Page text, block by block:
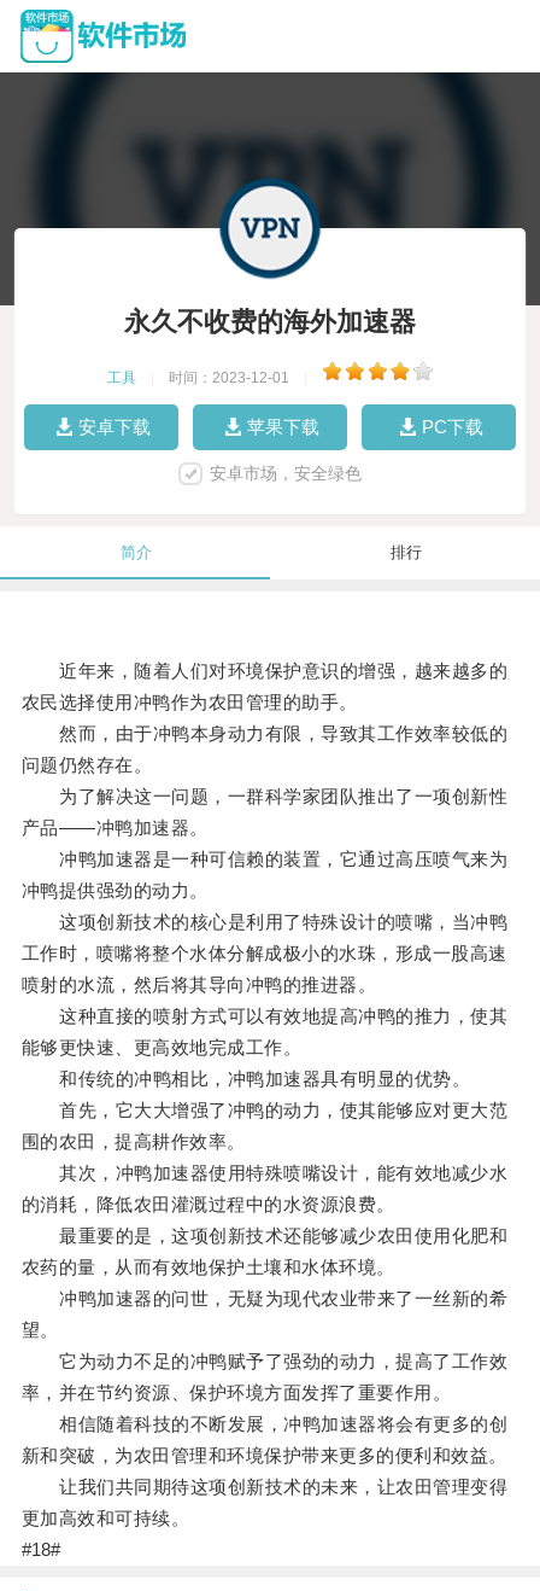
永久不收费的海外加速器
工具 时间：2023-12-01
安卓下载 苹果下载 PC下载
安卓市场，安全绿色
简介 排行
近年来，随着人们对环境保护意识的增强，越来越多的
农民选择使用冲鸭作为农田管理的助手。
然而，由于冲鸭本身动力有限，导致其工作效率较低的
问题仍然存在。
为了解决这一问题，一群科学家团队推出了一项创新性
产品——冲鸭加速器。
冲鸭加速器是一种可信赖的装置，它通过高压喷气来为
冲鸭提供强劲的动力。
这项创新技术的核心是利用了特殊设计的喷嘴，当冲鸭
工作时，喷嘴将整个水体分解成极小的水珠，形成一股高速
喷射的水流，然后将其导向冲鸭的推进器。
这种直接的喷射方式可以有效地提高冲鸭的推力，使其
能够更快速、更高效地完成工作。
和传统的冲鸭相比，冲鸭加速器具有明显的优势。
首先，它大大增强了冲鸭的动力，使其能够应对更大范
围的农田，提高耕作效率。
其次，冲鸭加速器使用特殊喷嘴设计，能有效地减少水
的消耗，降低农田灌溉过程中的水资源浪费。
最重要的是，这项创新技术还能够减少农田使用化肥和
农药的量，从而有效地保护土壤和水体环境。
冲鸭加速器的问世，无疑为现代农业带来了一丝新的希
望。
它为动力不足的冲鸭赋予了强劲的动力，提高了工作效
率，并在节约资源、保护环境方面发挥了重要作用。
相信随着科技的不断发展，冲鸭加速器将会有更多的创
新和突破，为农田管理和环境保护带来更多的便利和效益。
让我们共同期待这项创新技术的未来，让农田管理变得
更加高效和可持续。
#18#